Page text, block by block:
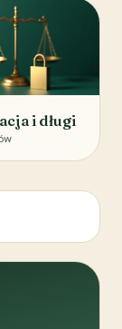
i długi